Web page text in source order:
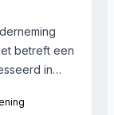
betreft een
in